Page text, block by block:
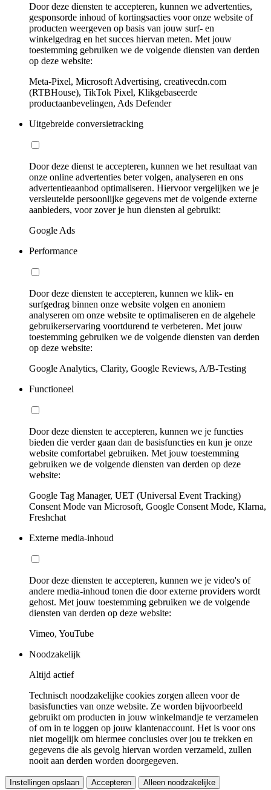
Door deze diensten te accepteren, kunnen we advertenties,
gesponsorde inhoud of kortingsacties voor onze website of
producten weergeven op basis van jouw surf- en
winkelgedrag en het succes hiervan meten. Met jouw
toestemming gebruiken we de volgende diensten van derden
op deze website:
Meta-Pixel, Microsoft Advertising, creativecdn.com
(RTBHouse), TikTok Pixel, Klikgebaseerde
productaanbevelingen, Ads Defender
Uitgebreide conversietracking
Door deze dienst te accepteren, kunnen we het resultaat van
onze online advertenties beter volgen, analyseren en ons
advertentieaanbod optimaliseren. Hiervoor vergelijken we je
versleutelde persoonlijke gegevens met de volgende externe
aanbieders, voor zover je hun diensten al gebruikt:
Google Ads
Performance
Door deze diensten te accepteren, kunnen we klik- en
surfgedrag binnen onze website volgen en anoniem
analyseren om onze website te optimaliseren en de algehele
gebruikerservaring voortdurend te verbeteren. Met jouw
toestemming gebruiken we de volgende diensten van derden
op deze website:
Google Analytics, Clarity, Google Reviews, A/B-Testing
Functioneel
Door deze diensten te accepteren, kunnen we je functies
bieden die verder gaan dan de basisfuncties en kun je onze
website comfortabel gebruiken. Met jouw toestemming
gebruiken we de volgende diensten van derden op deze
website:
Google Tag Manager, UET (Universal Event Tracking)
Consent Mode van Microsoft, Google Consent Mode, Klarna,
Freshchat
Externe media-inhoud
Door deze diensten te accepteren, kunnen we je video's of
andere media-inhoud tonen die door externe providers wordt
gehost. Met jouw toestemming gebruiken we de volgende
diensten van derden op deze website:
Vimeo, YouTube
Noodzakelijk
Altijd actief
Technisch noodzakelijke cookies zorgen alleen voor de
basisfuncties van onze website. Ze worden bijvoorbeeld
gebruikt om producten in jouw winkelmandje te verzamelen
of om in te loggen op jouw klantenaccount. Het is voor ons
niet mogelijk om hiermee conclusies over jou te trekken en
gegevens die als gevolg hiervan worden verzameld, zullen
nooit aan derden worden doorgegeven.
Instellingen opslaan Accepteren Alleen noodzakelijke